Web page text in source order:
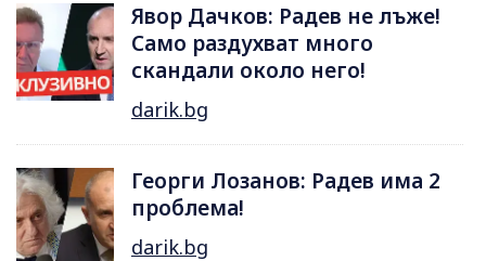
Явор Дачков: Радев не лъже!
Само раздухват много
скандали около него!
darik.bg
Георги Лозанов: Радев има 2
проблема!
darik.bg